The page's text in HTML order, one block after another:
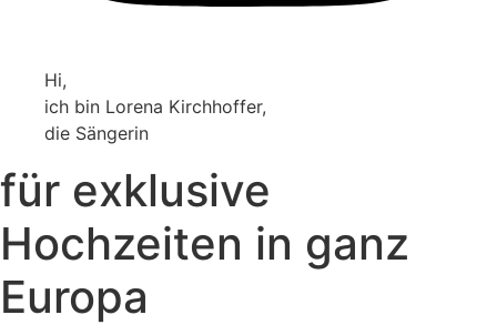
Hi,
ich bin Lorena Kirchhoffer,
die Sängerin
für exklusive
Hochzeiten in ganz
Europa